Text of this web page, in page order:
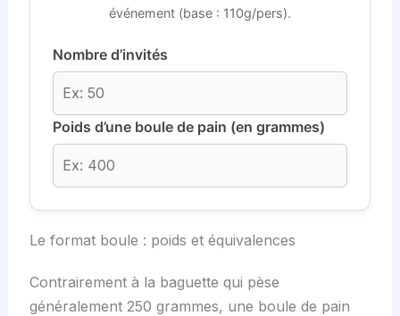
événement (base : 110g/pers).
Nombre d’invités
Poids d’une boule de pain (en grammes)
Le format boule : poids et équivalences
Contrairement à la baguette qui pèse
généralement 250 grammes, une boule de pain